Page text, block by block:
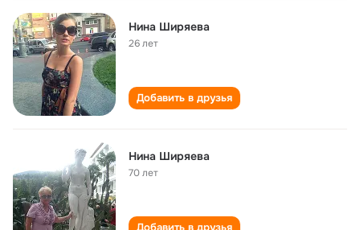
Нина Ширяева
26 лет
Добавить в друзья
Нина Ширяева
70 лет
Добавить в друзья